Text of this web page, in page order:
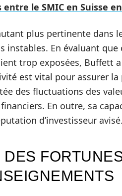
entre le SMIC en Suisse
plus pertinente dans
instables. En évaluant
trop exposées, Buffett
est vital pour assurer la
des fluctuations des
En outre, sa
d’investisseur